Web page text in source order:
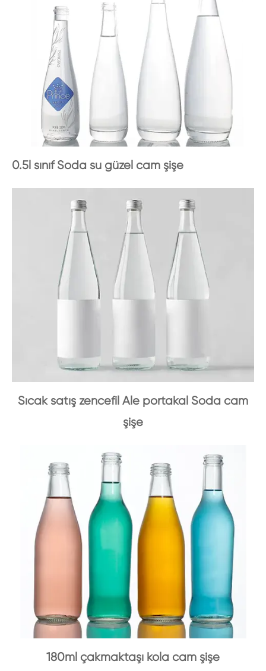
0.5l sınıf Soda su güzel cam şişe
Sıcak satış zencefil Ale portakal Soda cam
şişe
180ml çakmaktaşı kola cam şişe